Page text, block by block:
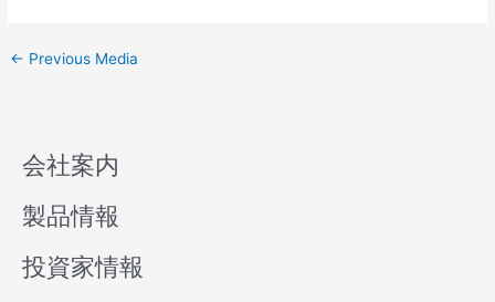
← Previous Media
会社案内
製品情報
投資家情報